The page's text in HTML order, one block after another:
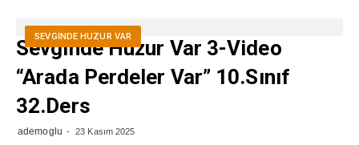
SEVGINDE HUZUR VAR
Sevginde Huzur Var 3-Video
“Arada Perdeler Var” 10.Sınıf
32.Ders
ademoglu 23 Kasım 2025